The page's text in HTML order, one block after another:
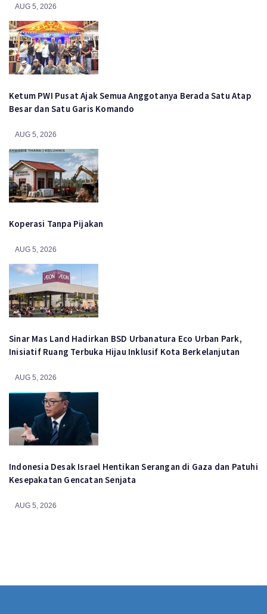
AUG 5, 2026
Ketum PWI Pusat Ajak Semua Anggotanya Berada Satu Atap
Besar dan Satu Garis Komando
AUG 5, 2026
Koperasi Tanpa Pijakan
AUG 5, 2026
Sinar Mas Land Hadirkan BSD Urbanatura Eco Urban Park,
Inisiatif Ruang Terbuka Hijau Inklusif Kota Berkelanjutan
AUG 5, 2026
Indonesia Desak Israel Hentikan Serangan di Gaza dan Patuhi
Kesepakatan Gencatan Senjata
AUG 5, 2026